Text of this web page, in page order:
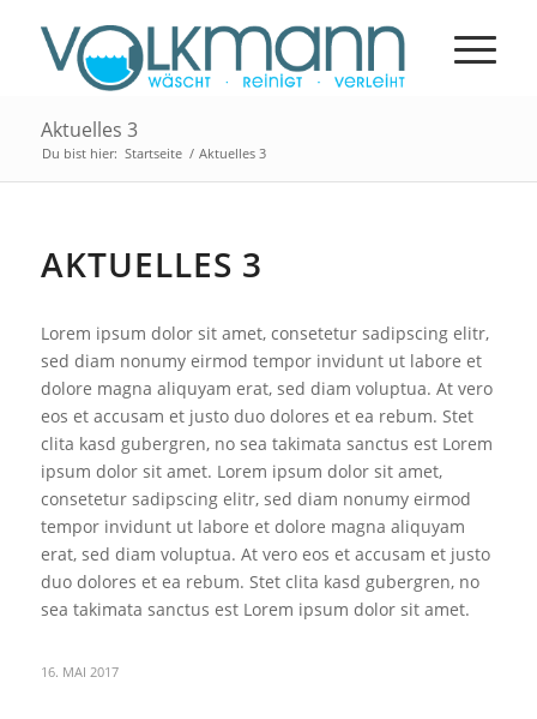
Aktuelles 3
Du bist hier: Startseite / Aktuelles 3
AKTUELLES 3
Lorem ipsum dolor sit amet, consetetur sadipscing elitr,
sed diam nonumy eirmod tempor invidunt ut labore et
dolore magna aliquyam erat, sed diam voluptua. At vero
eos et accusam et justo duo dolores et ea rebum. Stet
clita kasd gubergren, no sea takimata sanctus est Lorem
ipsum dolor sit amet. Lorem ipsum dolor sit amet,
consetetur sadipscing elitr, sed diam nonumy eirmod
tempor invidunt ut labore et dolore magna aliquyam
erat, sed diam voluptua. At vero eos et accusam et justo
duo dolores et ea rebum. Stet clita kasd gubergren, no
sea takimata sanctus est Lorem ipsum dolor sit amet.
16. MAI 2017